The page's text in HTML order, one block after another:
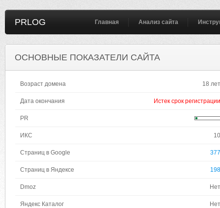
PRLOG Главная Анализ сайта
ОСНОВНЫЕ ПОКАЗАТЕЛИ САЙТА
Возраст домена 18 лет
Дата окончания Истек срок регистрации
PR
ИКС 10
Страниц в Google 377
Страниц в Яндексе 198
Dmoz Нет
Яндекс Каталог Нет